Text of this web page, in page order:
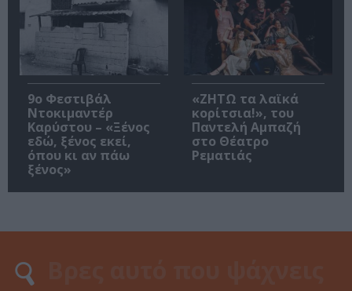
9ο Φεστιβάλ
Ντοκιμαντέρ
Καρύστου – «Ξένος
εδώ, ξένος εκεί,
όπου κι αν πάω
ξένος»
«ΖΗΤΩ τα λαϊκά
κορίτσια!», του
Παντελή Αμπαζή
στο Θέατρο
Ρεματιάς